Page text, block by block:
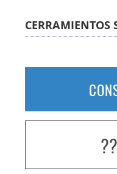
CERRAMIENTOS